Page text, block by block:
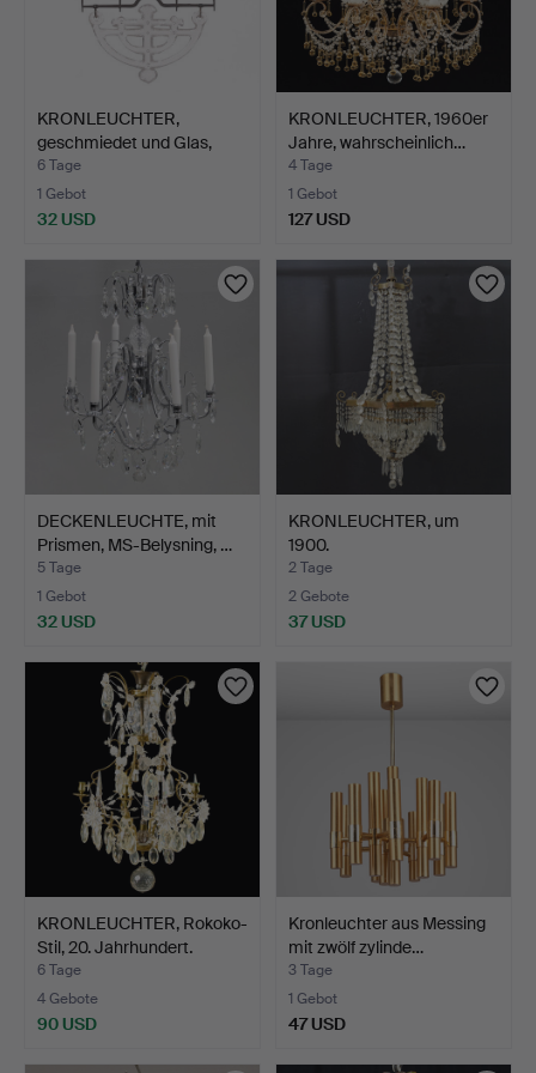
KRONLEUCHTER,
geschmiedet und Glas,
vermut…
6 Tage
1 Gebot
32 USD
KRONLEUCHTER, 1960er
Jahre, wahrscheinlich…
4 Tage
1 Gebot
127 USD
DECKENLEUCHTE, mit
Prismen, MS-Belysning, …
5 Tage
1 Gebot
32 USD
KRONLEUCHTER, um
1900.
2 Tage
2 Gebote
37 USD
KRONLEUCHTER, Rokoko-
Stil, 20. Jahrhundert.
6 Tage
4 Gebote
90 USD
Kronleuchter aus Messing
mit zwölf zylinde…
3 Tage
1 Gebot
47 USD